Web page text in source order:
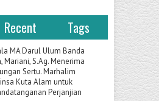
Recent Tags
MA Darul Ulum Banda
Mariani, S.Ag. Menerima
Sertu. Marhalim
Kuta Alam untuk
Perjanjian